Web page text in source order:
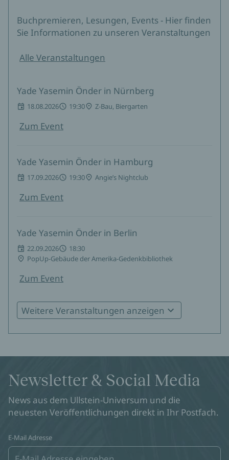
Buchpremieren, Lesungen, Events - Hier finden
Sie Informationen zu unseren Veranstaltungen
Alle Veranstaltungen
Yade Yasemin Önder in Nürnberg
18.08.2026 19:30 Z-Bau, Biergarten
Zum Event
Yade Yasemin Önder in Hamburg
17.09.2026 19:30 Angie’s Nightclub
Zum Event
Yade Yasemin Önder in Berlin
22.09.2026
18:30
PopUp-Gebäude der Amerika-Gedenkbibliothek
Zum Event
Yade Yasemin Önder in Düsseldorf
Yade Yasemin Önder in Frankfurt
10.11.2026 Literaturhaus Frankfurt
Yade Yasemin Önder in Göttingen
Weitere Veranstaltungen anzeigen
Newsletter & Social Media
News aus dem Ullstein-Universum und die
neuesten Veröffentlichungen direkt in Ihr Postfach.
E-Mail Adresse